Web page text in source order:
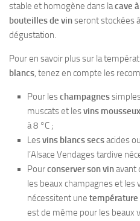
stable et homogène dans lacave
bouteilles de vinseront stockées
dégustation.
Pour en savoir plus sur la
blancs, tenez en compte les
Pour leschampagnes
muscats et lesvins mousseux
à 8 °C ;
Lesvins blancs secsacides
l’Alsace Vendages tardive
Pourconserver son vinavant
les beaux champagnes et les
nécessitent une température
est de même pour les beaux